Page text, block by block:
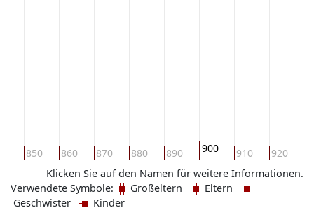
850 860 870 880 890 900 910 920
Klicken Sie auf den Namen für weitere Informationen.
Verwendete Symbole:
Großeltern
Eltern
Geschwister
Kinder